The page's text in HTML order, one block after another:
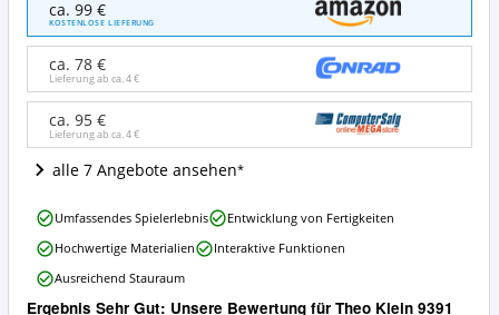
Klein
9391
Supermarkt
Holz
Angebote:
dieser
Kaufladen
ca. 99 €
KOSTENLOSE LIEFERUNG
ca. 78 €
Lieferung ab ca.4 €
ca. 95 €
Lieferung ab ca.4 €
alle 7 Angebote ansehen
Ergebnis Sehr Gut: Unsere Bewertung für Theo Klein 9391
Theo
Klein
9391
Supermarkt
Holz
Umfassendes Spielerlebnis
Entwicklung von Fertigkeiten
Hochwertige Materialien
Interaktive Funktionen
Ausreichend Stauraum